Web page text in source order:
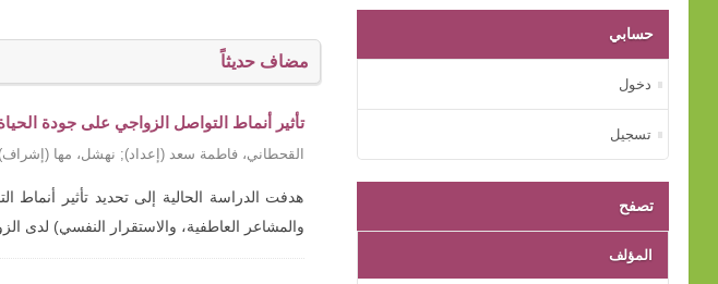
مضاف حديثاً
تأثير أنماط التواصل الزواجي على جودة
القحطاني، فاطمة سعد (إعداد); نهشل، مها (إشراف)
هدفت الدراسة الحالية إلى تحديد تأثير أنماط
والمشاعر العاطفية، والاستقرار النفسي) لدى
حسابي
دخول
تسجيل
تصفح
المؤلف